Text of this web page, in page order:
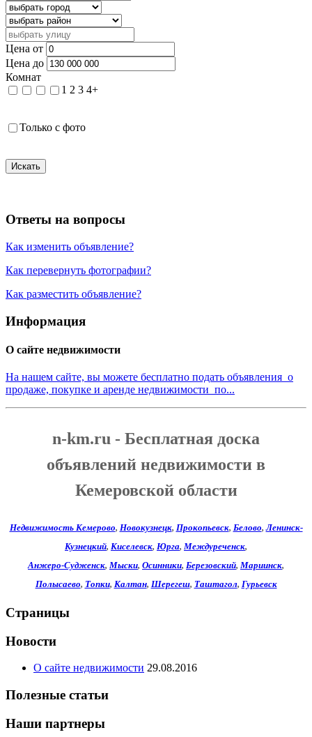
Цена от
Цена до
Комнат
1 2 3 4+
Только с фото
Искать
Ответы на вопросы
Как изменить объявление?
Как перевернуть фотографии?
Как разместить объявление?
Информация
О сайте недвижимости
На нашем сайте, вы можете бесплатно подать объявления о
продаже, покупке и аренде недвижимости по...
n-km.ru - Бесплатная доска
объявлений недвижимости в
Кемеровской области
Недвижимость Кемерово, Новокузнецк, Прокопьевск, Белово,Ленинск-
Кузнецкий, Киселевск, Юрга, Междуреченск,
Анжеро-Судженск, Мыски, Осинники, Березовский, Мариинск,
Полысаево, Топки, Калтан, Шерегеш, Таштагол, Гурьевск
Страницы
Новости
О сайте недвижимости 29.08.2016
Полезные статьи
Наши партнеры